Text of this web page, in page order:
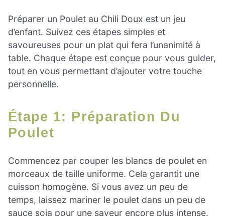
Préparer un Poulet au Chili Doux est un jeu
d’enfant. Suivez ces étapes simples et
savoureuses pour un plat qui fera l’unanimité à
table. Chaque étape est conçue pour vous guider,
tout en vous permettant d’ajouter votre touche
personnelle.
Étape 1: Préparation Du
Poulet
Commencez par couper les blancs de poulet en
morceaux de taille uniforme. Cela garantit une
cuisson homogène. Si vous avez un peu de
temps, laissez mariner le poulet dans un peu de
sauce soja pour une saveur encore plus intense.